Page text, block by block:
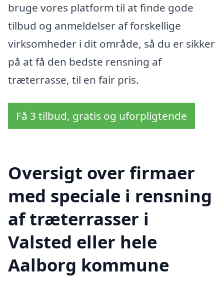
bruge vores platform til at finde gode
tilbud og anmeldelser af forskellige
virksomheder i dit område, så du er sikker
på at få den bedste rensning af
træterrasse, til en fair pris.
Få 3 tilbud, gratis og uforpligtende
Oversigt over firmaer
med speciale i rensning
af træterrasser i
Valsted eller hele
Aalborg kommune